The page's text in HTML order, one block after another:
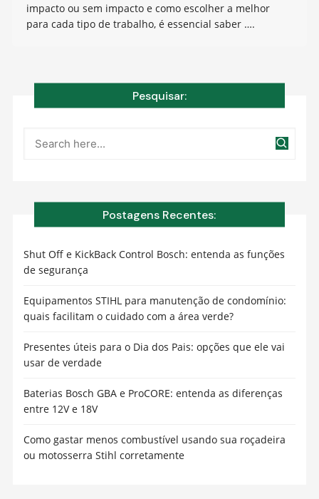
impacto ou sem impacto e como escolher a melhor
para cada tipo de trabalho, é essencial saber ….
Pesquisar:
Postagens Recentes:
Shut Off e KickBack Control Bosch: entenda as funções
de segurança
Equipamentos STIHL para manutenção de condomínio:
quais facilitam o cuidado com a área verde?
Presentes úteis para o Dia dos Pais: opções que ele vai
usar de verdade
Baterias Bosch GBA e ProCORE: entenda as diferenças
entre 12V e 18V
Como gastar menos combustível usando sua roçadeira
ou motosserra Stihl corretamente